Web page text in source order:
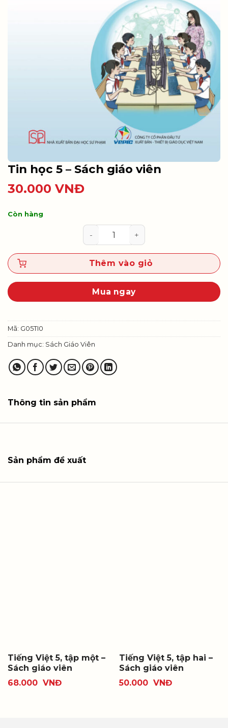
Tin học 5 – Sách giáo viên
30.000 VNĐ
Còn hàng
Tin học 5 - Sách giáo viên số
Thêm vào giỏ
Mua ngay
Mã: G05TI0
Danh mục: Sách Giáo Viên
Thông tin sản phẩm
Sản phẩm đề xuất
Tiếng Việt 5, tập một –
Sách giáo viên
68.000 VNĐ
Tiếng Việt 5, tập hai –
Sách giáo viên
50.000 VNĐ